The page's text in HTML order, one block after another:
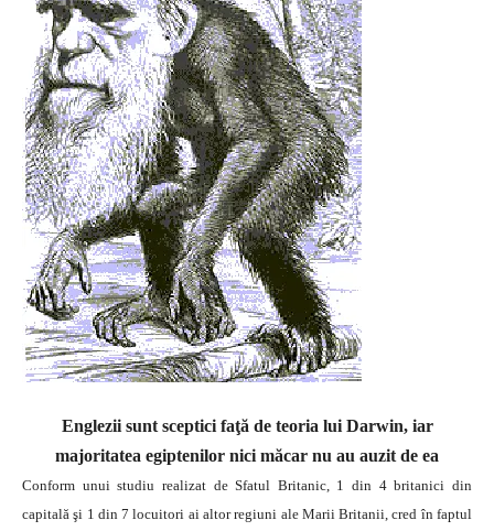
Englezii sunt sceptici faţă de teoria lui Darwin, iar
majoritatea egiptenilor nici măcar nu au auzit de ea
Conform unui studiu realizat de Sfatul Britanic, 1 din 4 britanici din
capitală şi 1 din 7 locuitori ai altor regiuni ale Marii Britanii, cred în faptul